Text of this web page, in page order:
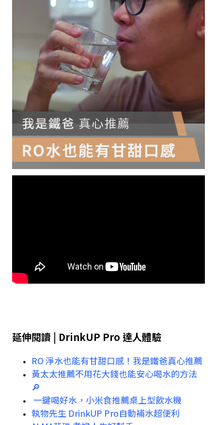
延伸閱讀 | DrinkUP Pro 達人體驗
RO 淨水也能有甘甜口感！我是鐵爸真心推薦
黃太太推薦不用花大錢也能安心喝水的方法
🔎
一鍵喝好水，小米食推薦桌上型飲水機
執物先生 DrinkUP Pro自動補水超便利